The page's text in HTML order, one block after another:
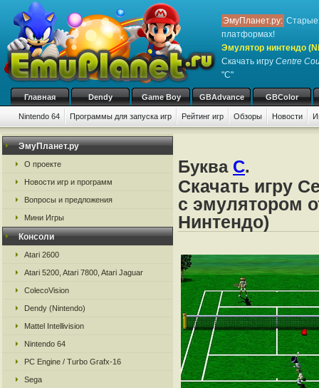
ЭмуПланет.ру: Старые
платформах!
Эмулятор нинтендо
Скачать игру Centre
"C"
Главная Dendy Game Boy GBAdvance GBColor
Nintendo 64 Программы для запуска игр Рейтинг игр Обзоры Новости
ЭмуПланет.ру
О проекте
Новости игр и программ
Вопросы и предложения
Мини Игры
Консоли
Atari 2600
Atari 5200, Atari 7800, Atari Jaguar
ColecoVision
Dendy (Nintendo)
Mattel Intellivision
Nintendo 64
PC Engine / Turbo Grafx-16
Sega
Буква C.
Скачать игру
с эмулятором
Нинтендо)